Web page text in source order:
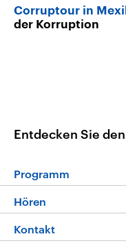
Corruptour in
der Korruption
Entdecken Sie
Programm
Programm
Die
Hören
Livestream
Kontakt